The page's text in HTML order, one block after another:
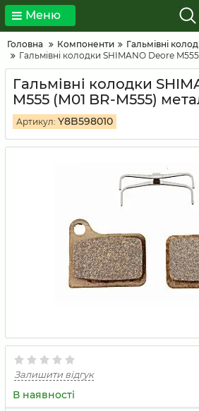
Меню
Головна Компоненти
Гальмівні
Гальмівні колодки SHIMANO Deore
Гальмівні колодки
M555 (M01 BR-M555)
Артикул: Y8B598010
Залишити відгук
В наявності